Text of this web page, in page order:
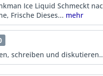
Ice Liquid Schmeckt
Frische Dieses... mehr
schreiben und